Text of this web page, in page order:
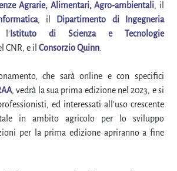
Agrarie, Alimentari, Agro-ambientali, il
, il
Dipartimento di Ingegneria
Istituto di Scienza e Tecnologie
CNR, e il Consorzio Quinn
che sarà online e con specifici
, vedrà la sua prima edizione nel 2023, e si
ed interessati all’uso crescente
in ambito agricolo per lo sviluppo
per la prima edizione apriranno a fine